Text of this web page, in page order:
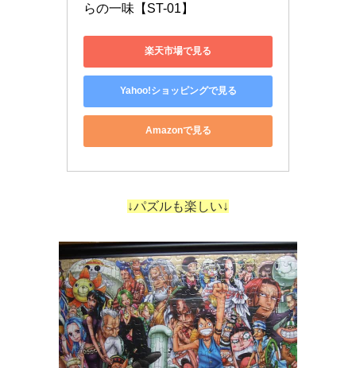
らの一味【ST-01】
楽天市場で見る
Yahoo!ショッピングで見る
Amazonで見る
↓パズルも楽しい↓